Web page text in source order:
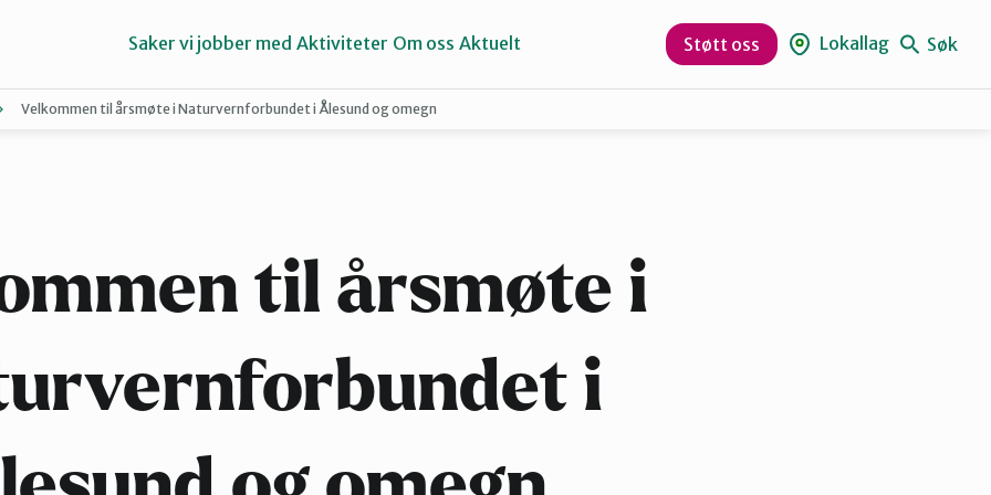
Rauma
Saker vi jobber med Aktiviteter Om oss Aktuelt Støtt oss Lokallag Søk
Velkommen til årsmøte i Naturvernforbundet i Ålesund og omegn
til årsmøte i
i